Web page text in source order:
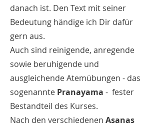
danach ist. Den Text mit seiner
Bedeutung händige ich Dir dafür
gern aus.
Auch sind reinigende, anregende
sowie beruhigende und
ausgleichende Atemübungen - das
sogenannte Pranayama - fester
Bestandteil des Kurses.
Nach den verschiedenen Asanas